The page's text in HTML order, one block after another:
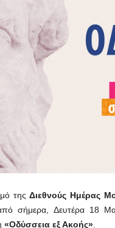
τηςΔιεθνούς Ημέρας
από σήμερα, Δευτέρα 18
«Οδύσσεια εξ Ακοής».